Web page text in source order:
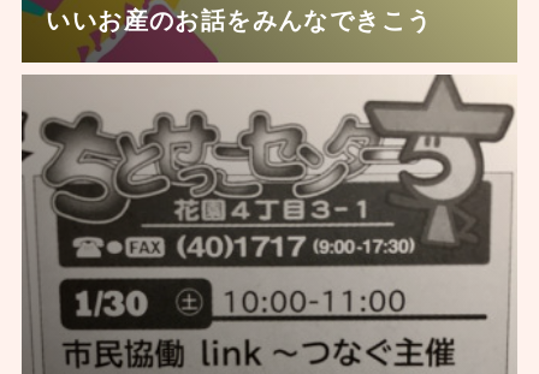
いいお産のお話をみんなできこう